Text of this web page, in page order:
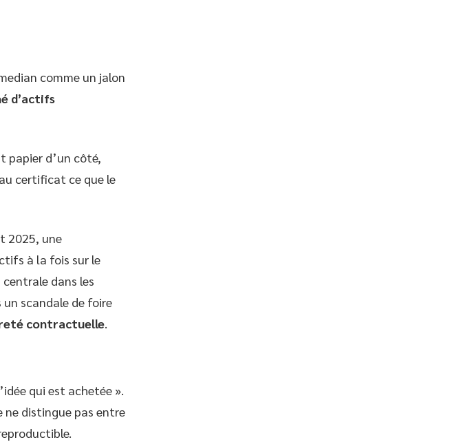
comme un jalon
d’actifs
papier d’un côté,
certificat ce que le
2025, une
à la fois sur le
dans les
scandale de foire
contractuelle.
qui est achetée ».
distingue pas entre